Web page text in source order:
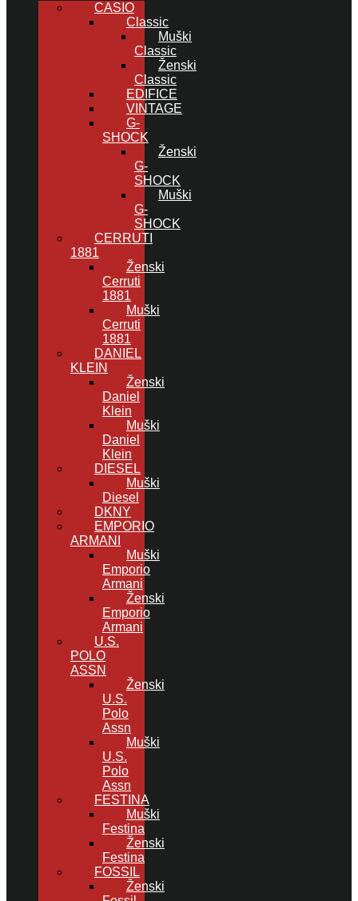
CASIO
Classic
Muški
Classic
Ženski
Classic
EDIFICE
VINTAGE
G-
SHOCK
Ženski
G-
SHOCK
Muški
G-
SHOCK
CERRUTI
1881
Ženski
Cerruti
1881
Muški
Cerruti
1881
DANIEL
KLEIN
Ženski
Daniel
Klein
Muški
Daniel
Klein
DIESEL
Muški
Diesel
DKNY
EMPORIO
ARMANI
Muški
Emporio
Armani
Ženski
Emporio
Armani
U.S.
POLO
ASSN
Ženski
U.S.
Polo
Assn
Muški
U.S.
Polo
Assn
FESTINA
Muški
Festina
Ženski
Festina
FOSSIL
Ženski